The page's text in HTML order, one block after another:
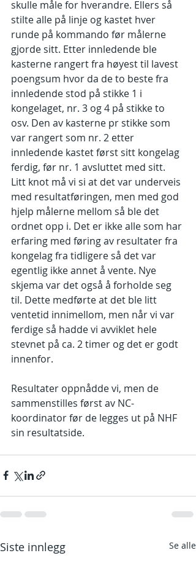
skulle måle for hverandre. Ellers så
stilte alle på linje og kastet hver
runde på kommando før målerne
gjorde sitt. Etter innledende ble
kasterne rangert fra høyest til lavest
poengsum hvor da de to beste fra
innledende stod på stikke 1 i
kongelaget, nr. 3 og 4 på stikke to
osv. Den av kasterne pr stikke som
var rangert som nr. 2 etter
innledende kastet først sitt kongelag
ferdig, før nr. 1 avsluttet med sitt.
Litt knot må vi si at det var underveis
med resultatføringen, men med god
hjelp målerne mellom så ble det
ordnet opp i. Det er ikke alle som har
erfaring med føring av resultater fra
kongelag fra tidligere så det var
egentlig ikke annet å vente. Nye
skjema var det også å forholde seg
til. Dette medførte at det ble litt
ventetid innimellom, men når vi var
ferdige så hadde vi avviklet hele
stevnet på ca. 2 timer og det er godt
innenfor.
Resultater oppnådde vi, men de
sammenstilles først av NC-
koordinator før de legges ut på NHF
sin resultatside.
Siste innlegg Se alle